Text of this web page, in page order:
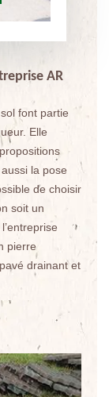
AR
font partie
Elle
la pose
de choisir
soit un
pierre
drainant et